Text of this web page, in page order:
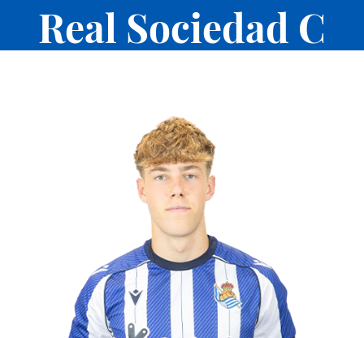
Real Sociedad C